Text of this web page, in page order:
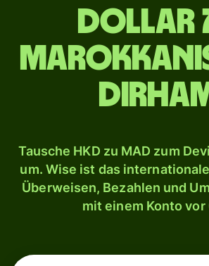
Dollar
Dirham
Tausche HKD zu MAD zum
um. Wise ist das
Überweisen, Bezahlen und
mit einem Konto vor